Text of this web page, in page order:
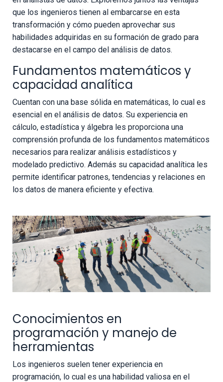
que los ingenieros tienen al embarcarse en esta
transformación y cómo pueden aprovechar sus
habilidades adquiridas en su formación de grado para
destacarse en el campo del análisis de datos.
Fundamentos matemáticos y
capacidad analítica
Cuentan con una base sólida en matemáticas, lo cual es
esencial en el análisis de datos. Su experiencia en
cálculo, estadística y álgebra les proporciona una
comprensión profunda de los fundamentos matemáticos
necesarios para realizar análisis estadísticos y
modelado predictivo. Además su capacidad analítica les
permite identificar patrones, tendencias y relaciones en
los datos de manera eficiente y efectiva.
Conocimientos en
programación y manejo de
herramientas
Los ingenieros suelen tener experiencia en
programación, lo cual es una habilidad valiosa en el